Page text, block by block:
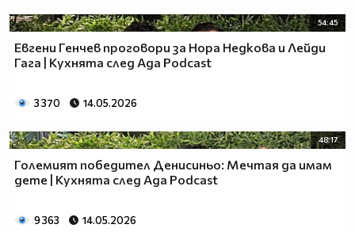
54:45
Евгени Генчев проговори за Нора Недкова и Лейди
Гага | Кухнята след Ада Podcast
3 370 14.05.2026
48:17
Големият победител Денисиньо: Мечтая да имам
дете | Кухнята след Ада Podcast
9 363 14.05.2026